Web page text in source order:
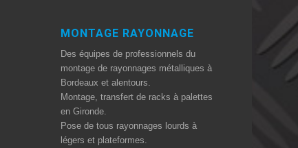
MONTAGE RAYONNAGE
Des équipes de professionnels du
montage de rayonnages métalliques à
Bordeaux et alentours.
Montage, transfert de racks à palettes
en Gironde.
Pose de tous rayonnages lourds à
légers et plateformes.